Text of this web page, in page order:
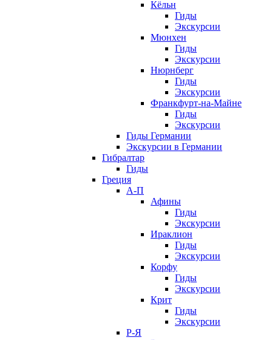
Кёльн
Гиды
Экскурсии
Мюнхен
Гиды
Экскурсии
Нюрнберг
Гиды
Экскурсии
Франкфурт-на-Майне
Гиды
Экскурсии
Гиды Германии
Экскурсии в Германии
Гибралтар
Гиды
Греция
А-П
Афины
Гиды
Экскурсии
Ираклион
Гиды
Экскурсии
Корфу
Гиды
Экскурсии
Крит
Гиды
Экскурсии
Р-Я